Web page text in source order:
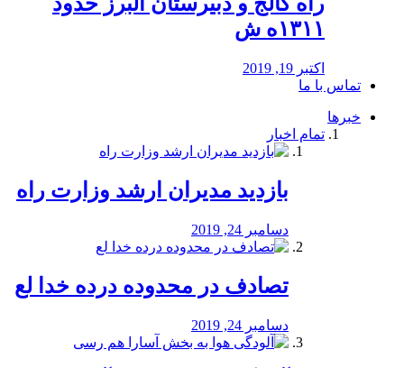
۱۳۱۱ه ش
اکتبر 19, 2019
تماس با ما
خبرها
تمام اخبار
بازدید مدیران ارشد وزارت راه
دسامبر 24, 2019
تصادف در محدوده درده خدا لع
دسامبر 24, 2019